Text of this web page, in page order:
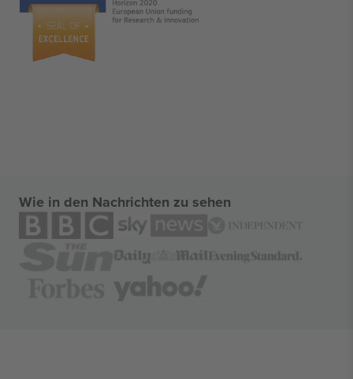
Wie in den Nachrichten zu sehen